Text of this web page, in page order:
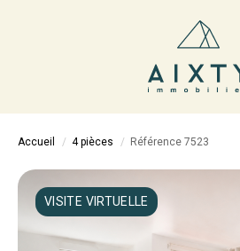
ACHETER
AIXTY & VOUS
Accueil 4 pièces Référence 7523
VISITE VIRTUELLE